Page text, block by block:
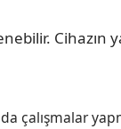
çalışmalar